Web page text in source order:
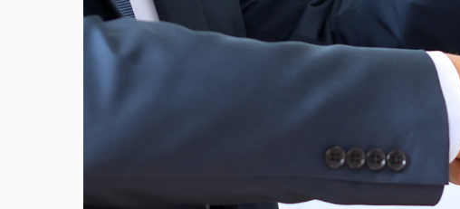
Bli ett MRF-företag
Bli ett MRF-företag
Kolla in dina medlemsförmåner
Rådgivning
GA-enkäten Tunga lastbilar 2026
Lack-& skadekonferensen
MRFs Bildagar och Branschdag
tunga fordon 2024